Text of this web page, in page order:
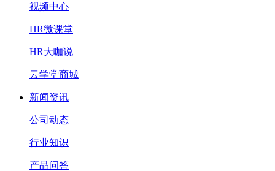
视频中心
HR微课堂
HR大咖说
云学堂商城
新闻资讯
公司动态
行业知识
产品问答